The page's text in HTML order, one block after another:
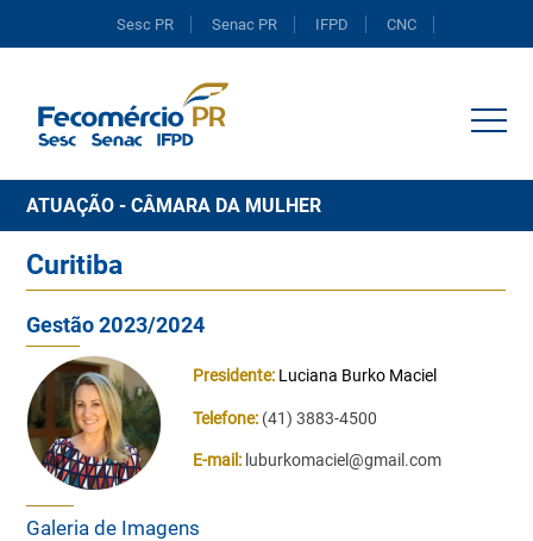
Sesc PR Senac PR IFPD CNC
ATUAÇÃO - CÂMARA DA MULHER
Curitiba
Gestão 2023/2024
Presidente: Luciana Burko Maciel
Telefone: (41) 3883-4500
E-mail: luburkomaciel@gmail.com
Galeria de Imagens